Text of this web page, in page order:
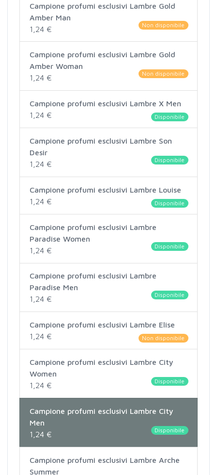
Campione profumi esclusivi Lambre Gold
Amber Man
Non disponibile
1,24 €
Campione profumi esclusivi Lambre Gold
Amber Woman
Non disponibile
1,24 €
Campione profumi esclusivi Lambre X Men
Disponibile
1,24 €
Campione profumi esclusivi Lambre Son
Desir
Disponibile
1,24 €
Campione profumi esclusivi Lambre Louise
Disponibile
1,24 €
Campione profumi esclusivi Lambre
Paradise Women
Disponibile
1,24 €
Campione profumi esclusivi Lambre
Paradise Men
Disponibile
1,24 €
Campione profumi esclusivi Lambre Elise
Non disponibile
1,24 €
Campione profumi esclusivi Lambre City
Women
Disponibile
1,24 €
Campione profumi esclusivi Lambre City
Men
Disponibile
1,24 €
Campione profumi esclusivi Lambre Arche
Summer